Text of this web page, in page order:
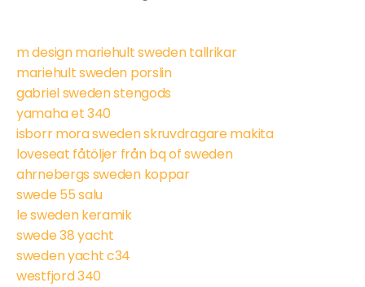
m design mariehult sweden tallrikar
mariehult sweden porslin
gabriel sweden stengods
yamaha et 340
isborr mora sweden skruvdragare makita
loveseat fåtöljer från bq of sweden
ahrnebergs sweden koppar
swede 55 salu
le sweden keramik
swede 38 yacht
sweden yacht c34
westfjord 340